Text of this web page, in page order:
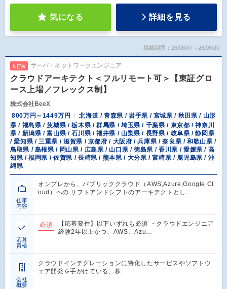
気になる 詳細を見る
掲載期間：26/08/07～26/08/20
NEW サーバ・ネットワークエンジニア
クラウドアーキテクト＜フルリモート可＞【東証グロ
ース上場／フレックス制】
株式会社BeeX
800万円～1449万円
北海道 / 青森県 / 岩手県 / 宮城県 / 秋田県 / 山形
県 / 福島県 / 茨城県 / 栃木県 / 群馬県 / 埼玉県 / 千葉県 / 東京都 / 神奈川
県 / 新潟県 / 富山県 / 石川県 / 福井県 / 山梨県 / 長野県 / 岐阜県 / 静岡県
/ 愛知県 / 三重県 / 滋賀県 / 京都府 / 大阪府 / 兵庫県 / 奈良県 / 和歌山県 /
鳥取県 / 島根県 / 岡山県 / 広島県 / 山口県 / 徳島県 / 香川県 / 愛媛県 / 高
知県 / 福岡県 / 佐賀県 / 長崎県 / 熊本県 / 大分県 / 宮崎県 / 鹿児島県 / 沖
縄県
仕事
内容
オンプレから、パブリッククラウド（AWS,Azure,Google Cl
oud）への リフトアンドシフトのアーキテクトとし…
応募
資格
必須
【応募要件】以下いずれも必須 ・クラウドエンジニア
経験2年以上かつ、AWS、Azu…
会社
概要
クラウドインテグレーションに特化したサービスやソフトウ
ェア開発を手がけている、株…